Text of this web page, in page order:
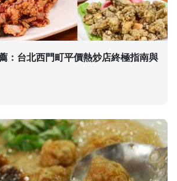
：台北西門町平價熱炒店終極指南與